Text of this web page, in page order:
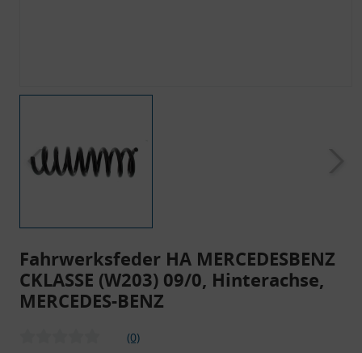
Fahrwerksfeder HA MERCEDESBENZ
CKLASSE (W203) 09/0, Hinterachse,
MERCEDES-BENZ
(0)